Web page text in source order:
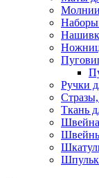
Наборы
Ручки
Ткань